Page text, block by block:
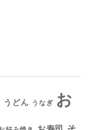
うどん うなぎ お